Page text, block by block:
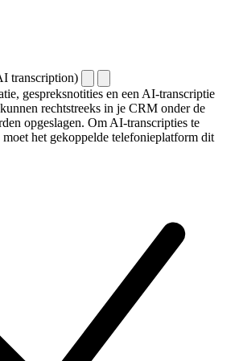
transcription)
gespreksnotities en een AI-transcriptie
rechtstreeks in je CRM onder de
opgeslagen. Om AI-transcripties te
moet het gekoppelde telefonieplatform dit